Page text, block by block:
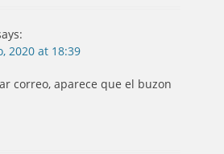
2020 at 18:39
correo, aparece que el buzon